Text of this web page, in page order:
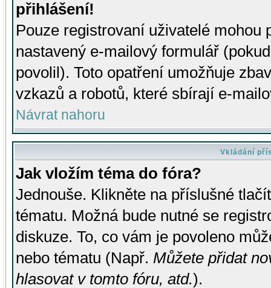
přihlášení!
Pouze registrovaní uživatelé mohou
nastavený e-mailový formulář
povolil). Toto opatření umožňuje
vzkazů a robotů, které sbírají e-
Návrat nahoru
Vkládání
Jak vložím téma do fóra?
Jednouše. Klikněte na příslušné
tématu. Možná bude nutné se
diskuze. To, co vám je povoleno
nebo tématu (Např. Můžete přidat
hlasovat v tomto fóru, atd.).